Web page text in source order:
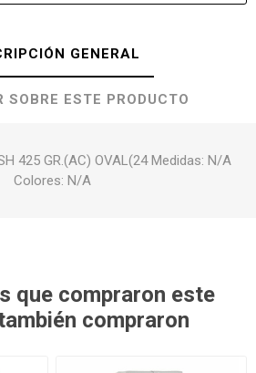
GENERAL
SOBRE ESTE PRODUCTO
425 GR.(AC) OVAL(24 Medidas: N/A
Colores: N/A
que compraron este
compraron